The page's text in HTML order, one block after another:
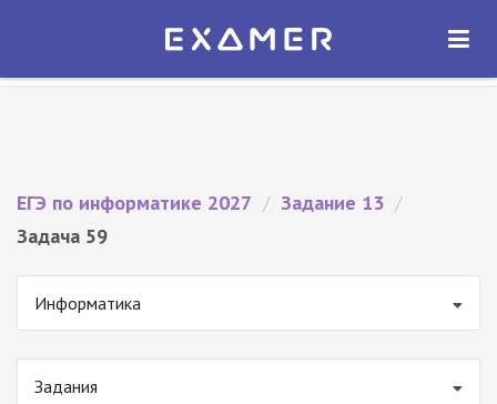
Экзамер — ЕГЭ 2027
ОТКРЫТЬ
ЕГЭ по информатике 2027 / Задание 13 /
Задача 59
Информатика
Задания